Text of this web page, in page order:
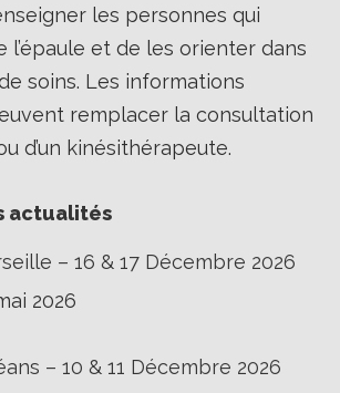
les personnes qui
l’épaule et de les orienter dans
soins. Les informations
remplacer la consultation
d’un kinésithérapeute.
actualités
– 16 & 17 Décembre 2026
2026
– 10 & 11 Décembre 2026